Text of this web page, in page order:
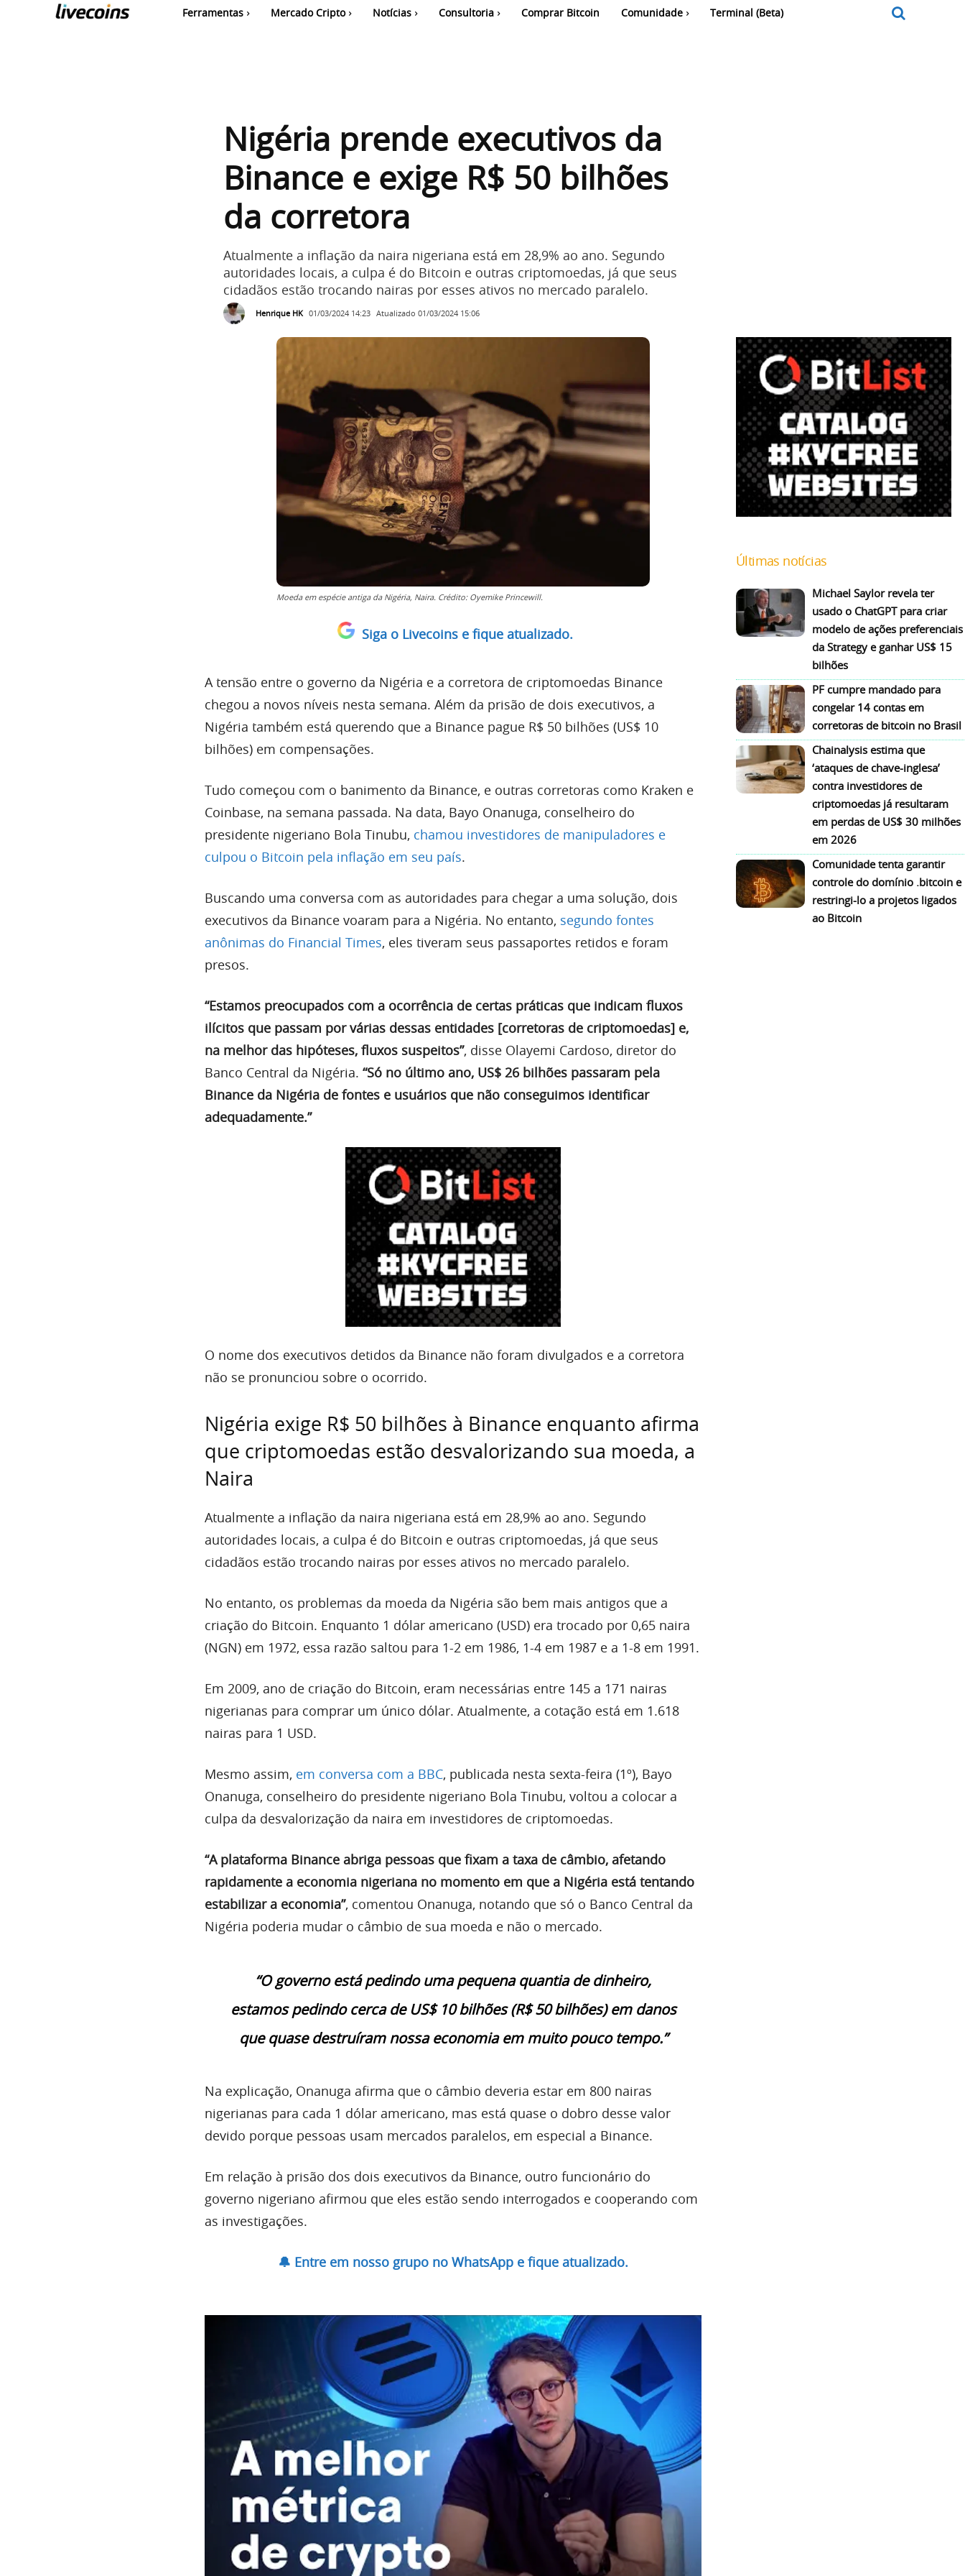
Ferramentas Mercado Cripto Notícias Consultoria Comprar Bitcoin Comunidade Terminal (Beta)
Nigéria prende executivos da
Binance e exige R$ 50 bilhões
da corretora
Atualmente a inflação da naira nigeriana está em 28,9% ao ano. Segundo
autoridades locais, a culpa é do Bitcoin e outras criptomoedas, já que seus
cidadãos estão trocando nairas por esses ativos no mercado paralelo.
Henrique HK 01/03/2024 14:23 Atualizado 01/03/2024 15:06
Moeda em espécie antiga da Nigéria, Naira. Crédito: Oyemike Princewill.
Siga o Livecoins e fique atualizado.
A tensão entre o governo da Nigéria e a corretora de criptomoedas Binance
chegou a novos níveis nesta semana. Além da prisão de dois executivos, a
Nigéria também está querendo que a Binance pague R$ 50 bilhões (US$ 10
bilhões) em compensações.
Tudo começou com o banimento da Binance, e outras corretoras como Kraken e
Coinbase, na semana passada. Na data, Bayo Onanuga, conselheiro do
presidente nigeriano Bola Tinubu, chamou investidores de manipuladores e
culpou o Bitcoin pela inflação em seu país.
Buscando uma conversa com as autoridades para chegar a uma solução, dois
executivos da Binance voaram para a Nigéria. No entanto, segundo fontes
anônimas do Financial Times, eles tiveram seus passaportes retidos e foram
presos.
“Estamos preocupados com a ocorrência de certas práticas que indicam fluxos
ilícitos que passam por várias dessas entidades [corretoras de criptomoedas] e,
na melhor das hipóteses, fluxos suspeitos”, disse Olayemi Cardoso, diretor do
Banco Central da Nigéria. “Só no último ano, US$ 26 bilhões passaram pela
Binance da Nigéria de fontes e usuários que não conseguimos identificar
adequadamente.”
O nome dos executivos detidos da Binance não foram divulgados e a corretora
não se pronunciou sobre o ocorrido.
Nigéria exige R$ 50 bilhões à Binance enquanto afirma
que criptomoedas estão desvalorizando sua moeda, a
Naira
Atualmente a inflação da naira nigeriana está em 28,9% ao ano. Segundo
autoridades locais, a culpa é do Bitcoin e outras criptomoedas, já que seus
cidadãos estão trocando nairas por esses ativos no mercado paralelo.
No entanto, os problemas da moeda da Nigéria são bem mais antigos que a
criação do Bitcoin. Enquanto 1 dólar americano (USD) era trocado por 0,65 naira
(NGN) em 1972, essa razão saltou para 1-2 em 1986, 1-4 em 1987 e a 1-8 em 1991.
Em 2009, ano de criação do Bitcoin, eram necessárias entre 145 a 171 nairas
nigerianas para comprar um único dólar. Atualmente, a cotação está em 1.618
nairas para 1 USD.
Mesmo assim, em conversa com a BBC, publicada nesta sexta-feira (1º), Bayo
Onanuga, conselheiro do presidente nigeriano Bola Tinubu, voltou a colocar a
culpa da desvalorização da naira em investidores de criptomoedas.
“A plataforma Binance abriga pessoas que fixam a taxa de câmbio, afetando
rapidamente a economia nigeriana no momento em que a Nigéria está tentando
estabilizar a economia”, comentou Onanuga, notando que só o Banco Central da
Nigéria poderia mudar o câmbio de sua moeda e não o mercado.
“O governo está pedindo uma pequena quantia de dinheiro,
estamos pedindo cerca de US$ 10 bilhões (R$ 50 bilhões) em danos
que quase destruíram nossa economia em muito pouco tempo.”
Na explicação, Onanuga afirma que o câmbio deveria estar em 800 nairas
nigerianas para cada 1 dólar americano, mas está quase o dobro desse valor
devido porque pessoas usam mercados paralelos, em especial a Binance.
Em relação à prisão dos dois executivos da Binance, outro funcionário do
governo nigeriano afirmou que eles estão sendo interrogados e cooperando com
as investigações.
🔔 Entre em nosso grupo no WhatsApp e fique atualizado.
Últimas notícias
Michael Saylor revela ter
usado o ChatGPT para criar
modelo de ações preferenciais
da Strategy e ganhar US$ 15
bilhões
PF cumpre mandado para
congelar 14 contas em
corretoras de bitcoin no Brasil
Chainalysis estima que
‘ataques de chave-inglesa’
contra investidores de
criptomoedas já resultaram
em perdas de US$ 30 milhões
em 2026
Comunidade tenta garantir
controle do domínio .bitcoin e
restringi-lo a projetos ligados
ao Bitcoin